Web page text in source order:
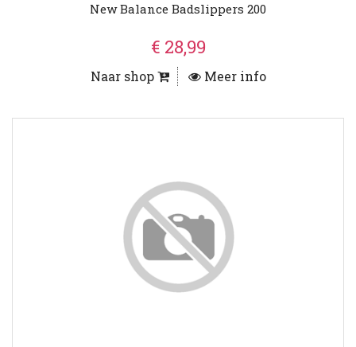
New Balance Badslippers 200
€ 28,99
Naar shop Meer info